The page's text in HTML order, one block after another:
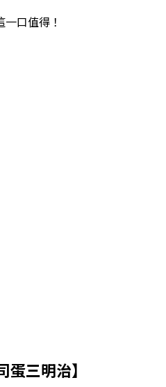
口值得！
蛋三明治】